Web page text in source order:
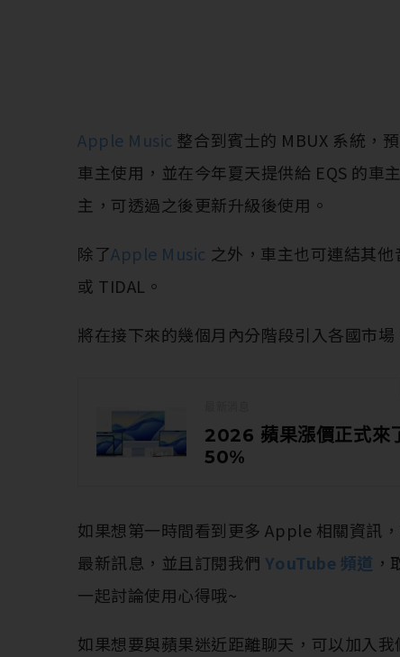
‌Apple Music‌ 整合到賓士的 MBUX 系統，
車主使用，並在今年夏天提供給 EQS 的車
主，可透過之後更新升級後使用。
除了Apple Music 之外，車主也可連結其
或 TIDAL。
將在接下來的幾個月內分階段引入各國市
2026 蘋果漲價正式來
50%
如果想第一時間看到更多 Apple 相關資訊
最新訊息，並且訂閱我們YouTube 頻道
一起討論使用心得哦~
如果想要與蘋果迷近距離聊天，可以加入我